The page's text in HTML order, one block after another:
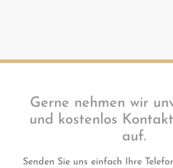
Gerne nehmen wir
und kostenlos
auf.
Senden Sie uns einfach Ihre